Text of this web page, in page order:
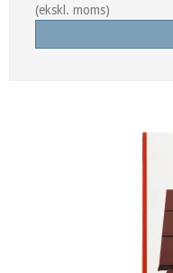
(ekskl. moms)